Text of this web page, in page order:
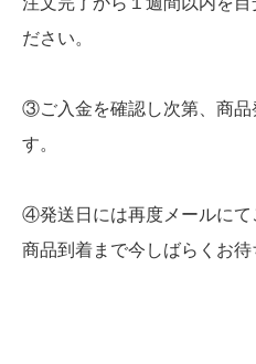
ださい。
③ご入金を確認し次第、商品
す。
④発送日には再度メールにて
商品到着まで今しばらくお待